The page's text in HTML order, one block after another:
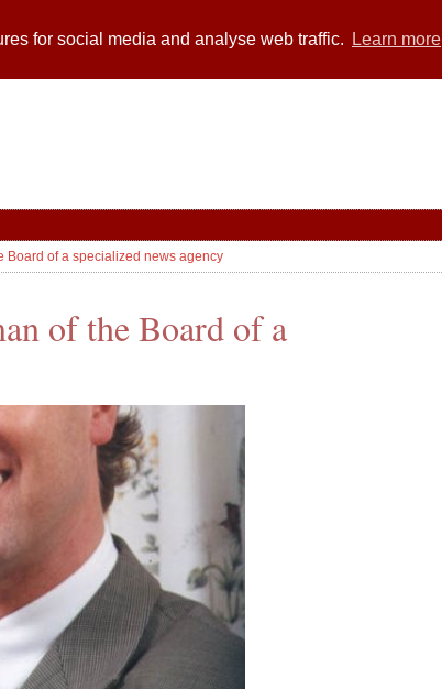
for social media and analyse web traffic. Learn more
Board of a specialized news agency
of the Board of a